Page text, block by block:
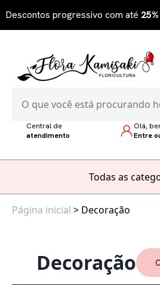
Descontos progressivo com até
Central de
atendimento
Olá,
Entre
Todas as
Página inicial > Decoração
Decoração